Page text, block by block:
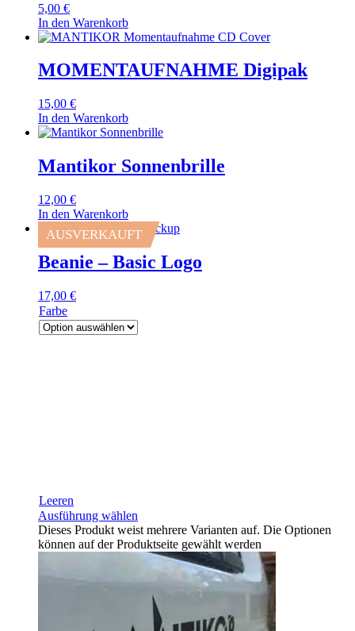
5,00 €
In den Warenkorb
MOMENTAUFNAHME Digipak
15,00 €
In den Warenkorb
Mantikor Sonnenbrille
12,00 €
In den Warenkorb
AUSVERKAUFT
Beanie – Basic Logo
17,00 €
Farbe
Leeren
Ausführung wählen
Dieses Produkt weist mehrere Varianten auf. Die Optionen
können auf der Produktseite gewählt werden